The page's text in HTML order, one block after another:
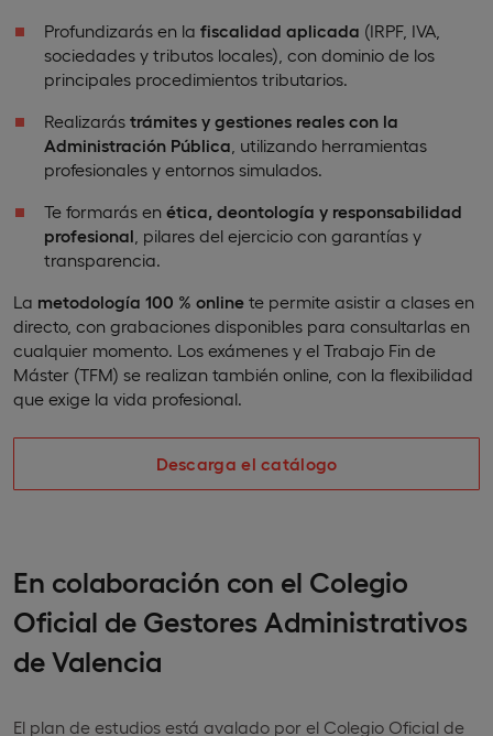
Profundizarás en la fiscalidad aplicada (IRPF, IVA,
sociedades y tributos locales), con dominio de los
principales procedimientos tributarios.
Realizarás trámites y gestiones reales con la
Administración Pública , utilizando herramientas
profesionales y entornos simulados.
Te formarás en ética, deontología y responsabilidad
profesional , pilares del ejercicio con garantías y
transparencia.
La metodología 100 % online te permite asistir a clases en
directo, con grabaciones disponibles para consultarlas en
cualquier momento. Los exámenes y el Trabajo Fin de
Máster (TFM) se realizan también online, con la flexibilidad
que exige la vida profesional.
Descarga el catálogo
En colaboración con el Colegio
Oficial de Gestores Administrativos
de Valencia
El plan de estudios está avalado por el Colegio Oficial de